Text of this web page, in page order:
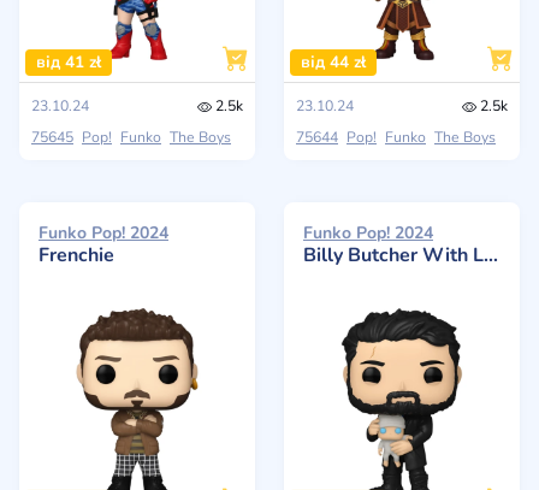
від 41 zł
23.10.24
2.5k
75645 Pop! Funko The Boys
від 44 zł
23.10.24
2.5k
75644 Pop! Funko The Boys
Funko Pop! 2024
Frenchie
Funko Pop! 2024
Billy Butcher With Laser Baby